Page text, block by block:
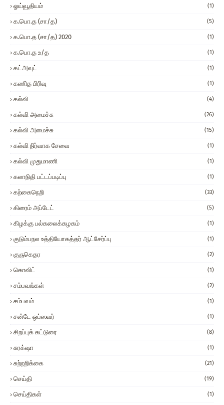
ஓய்வூதியம் (1)
க.பொ.த (சா/த) (5)
க.பொ.த (சா/த) 2020 (1)
க.பொ.த உ/த (1)
கட்அவுட் (1)
கணித பிரிவு (1)
கல்வி (4)
கல்வி அமைச்சு (26)
கல்வி அமைச்சு (15)
கல்வி நிர்வாக சேவை (1)
கல்வி முதுமாணி (1)
கலாநிதி பட்டப்படிப்பு (1)
கற்கைநெறி (33)
கிரைம் அப்டேட் (5)
கிழக்கு பல்கலைக்கழகம் (1)
குடும்பநல உத்தியோகத்தர் ஆட்சேர்ப்பு (1)
குருகெதர (2)
கொவிட் (1)
சம்பவங்கள் (2)
சம்பவம் (1)
சன்டே ஒப்ஸவர் (1)
சிறப்புக் கட்டுரை (8)
சுரக்‌ஷா (1)
சுற்றறிக்கை (21)
செய்தி (19)
செய்திகள் (1)